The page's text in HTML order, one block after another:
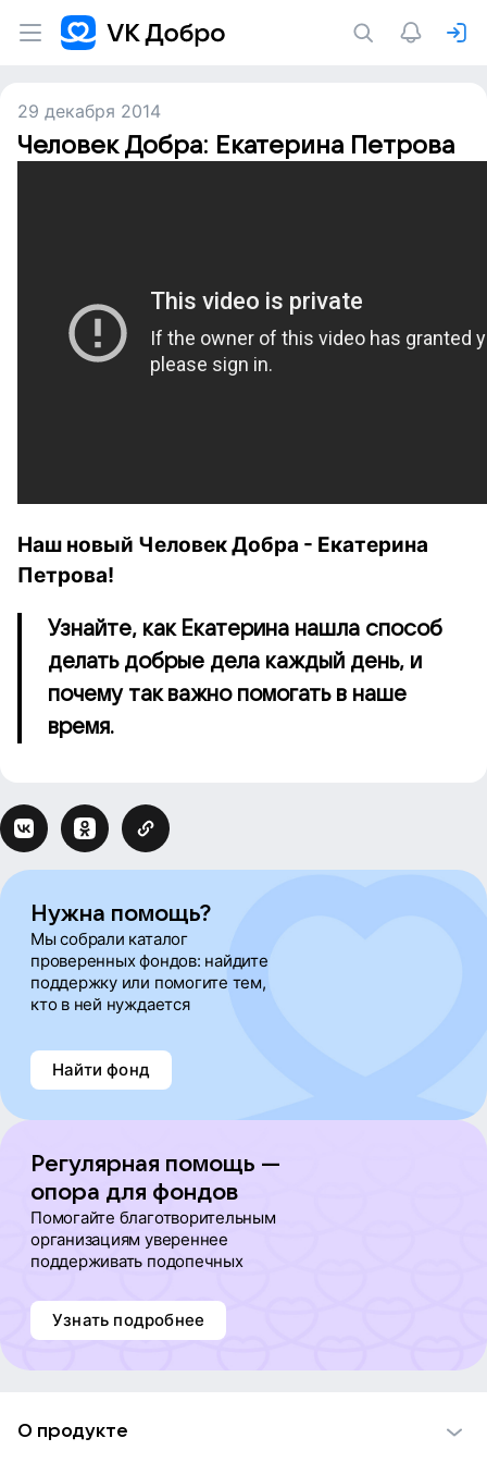
29 декабря 2014
Человек Добра: Екатерина Петрова
Наш новый Человек Добра - Екатерина
Петрова!
Узнайте, как Екатерина нашла способ
делать добрые дела каждый день, и
почему так важно помогать в наше
время.
Нужна помощь?
Мы собрали каталог
проверенных фондов: найдите
поддержку или помогите тем,
кто в ней нуждается
Найти фонд
Регулярная помощь —
опора для фондов
Помогайте благотворительным
организациям увереннее
поддерживать подопечных
Узнать подробнее
О продукте